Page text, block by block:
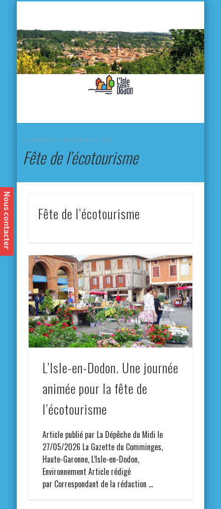
CURRENTLY BROWSING TAG
Fête de l’écotourisme
Fête de l’écotourisme
L’Isle-en-Dodon. Une journée
animée pour la fête de
l’écotourisme
Article publié par La Dépêche du Midi le
27/05/2026 La Gazette du Comminges,
Haute-Garonne, L’Isle-en-Dodon,
Environnement Article rédigé
par Correspondant de la rédaction …